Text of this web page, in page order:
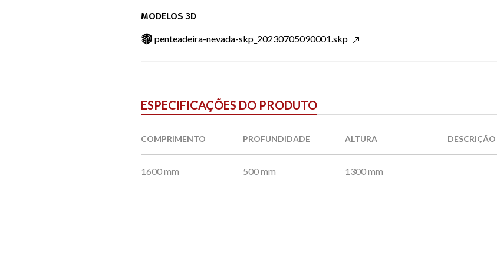
MODELOS 3D
penteadeira-nevada-skp_20230705090001.skp
ESPECIFICAÇÕES DO PRODUTO
COMPRIMENTO PROFUNDIDADE ALTURA DESCRIÇÃO
1600 mm 500 mm 1300 mm